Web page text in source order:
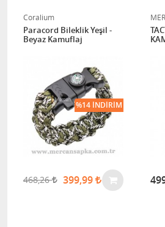
Coralium
Paracord Bileklik Yeşil -
Beyaz Kamuflaj
468,26 399,99
%14 İNDIRIM